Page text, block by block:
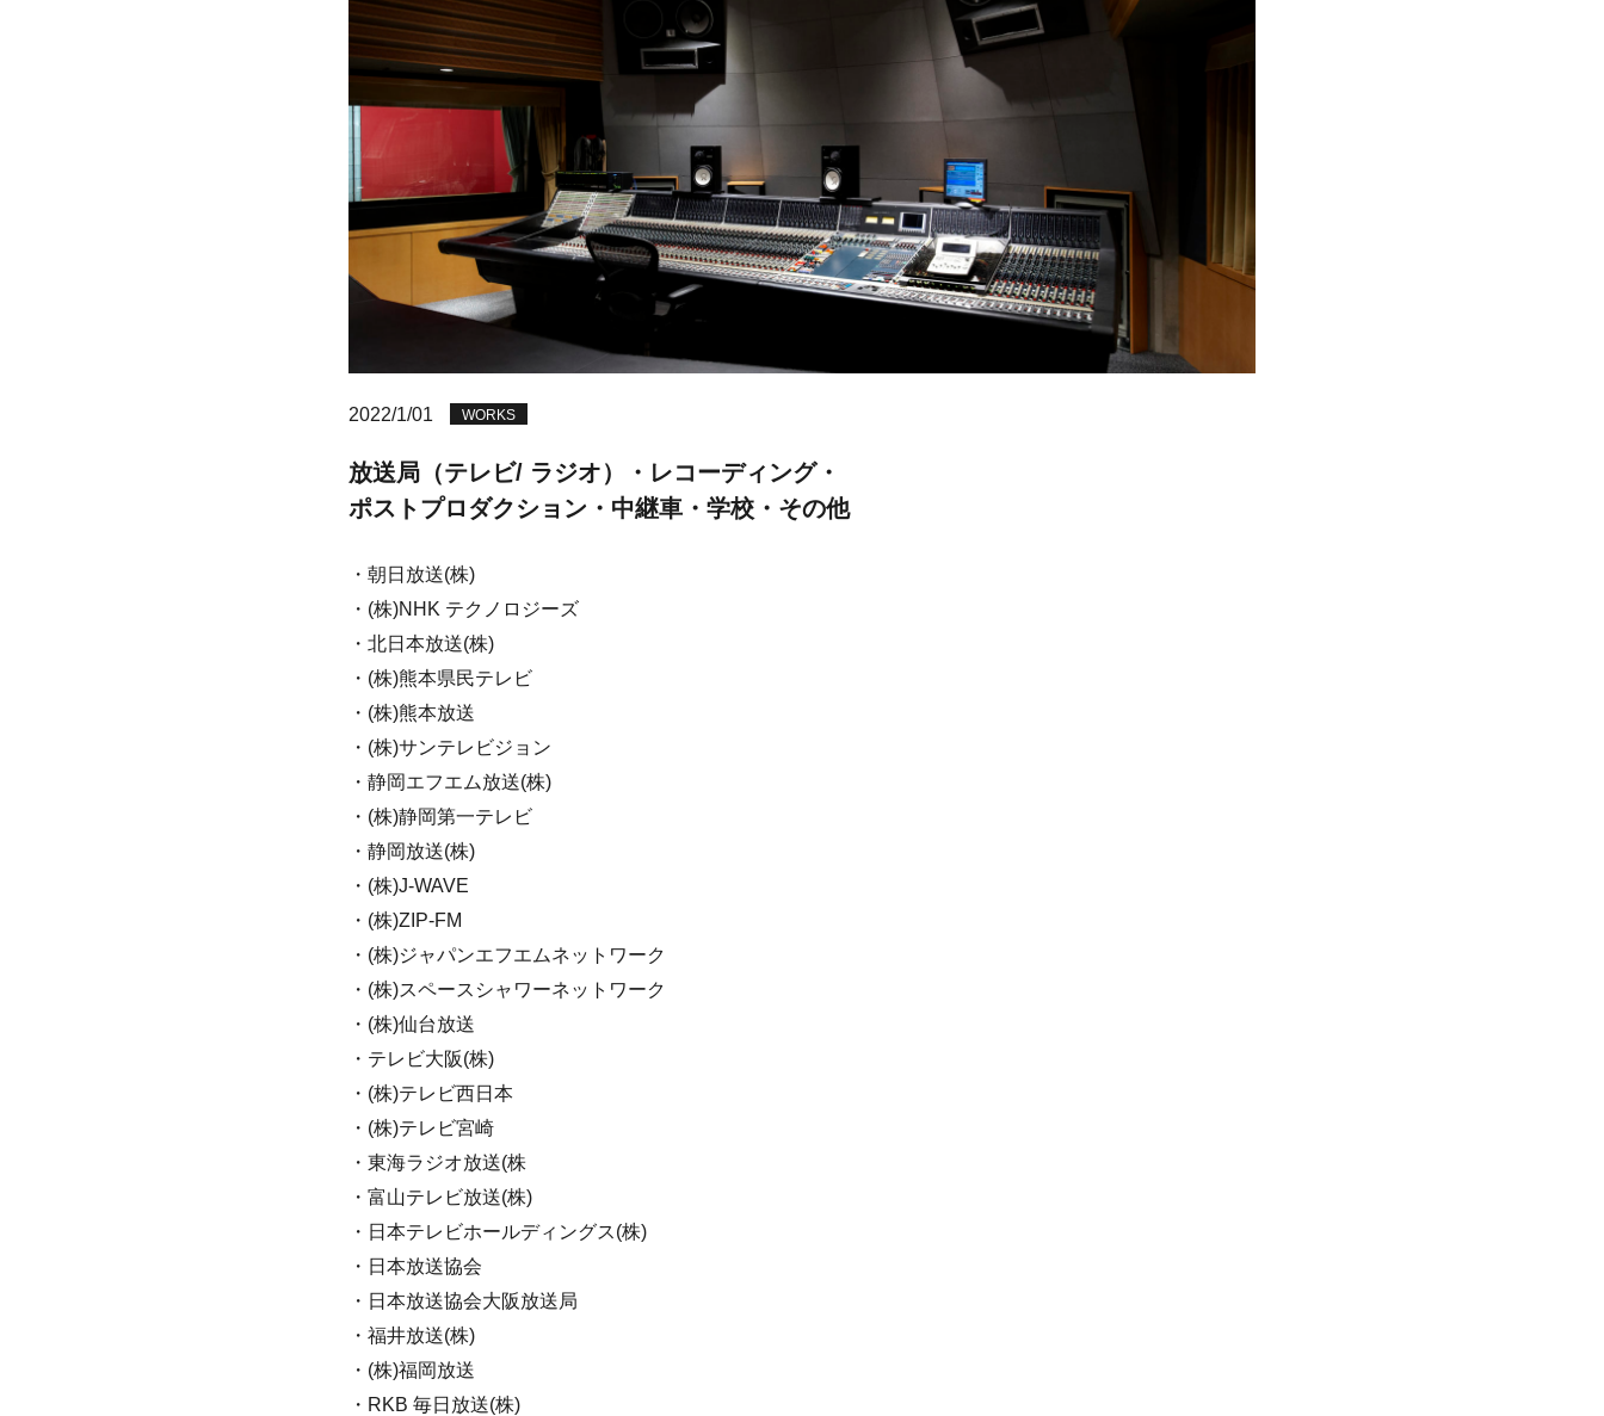
2022/1/01 WORKS
放送局（テレビ/ ラジオ）・レコーディング・
ポストプロダクション・中継車・学校・その他
・朝日放送(株)
・(株)NHK テクノロジーズ
・北日本放送(株)
・(株)熊本県民テレビ
・(株)熊本放送
・(株)サンテレビジョン
・静岡エフエム放送(株)
・(株)静岡第一テレビ
・静岡放送(株)
・(株)J-WAVE
・(株)ZIP-FM
・(株)ジャパンエフエムネットワーク
・(株)スペースシャワーネットワーク
・(株)仙台放送
・テレビ大阪(株)
・(株)テレビ西日本
・(株)テレビ宮崎
・東海ラジオ放送(株
・富山テレビ放送(株)
・日本テレビホールディングス(株)
・日本放送協会
・日本放送協会大阪放送局
・福井放送(株)
・(株)福岡放送
・RKB 毎日放送(株)